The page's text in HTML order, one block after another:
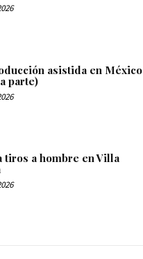
asistida en México
parte)
tiros a hombre en Villa